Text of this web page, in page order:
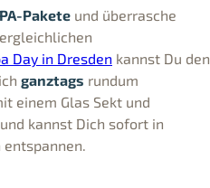
Pakete und überrasche
Day in Dresden kannst Du den
ganztags rundum
einem Glas Sekt und
kannst Dich sofort in